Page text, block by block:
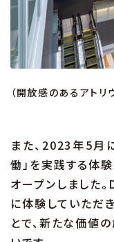
（開放感のあるアトリ
また、2023年5月
働」を実践する体
オープンしました
に体験していただ
とで、新たな価値